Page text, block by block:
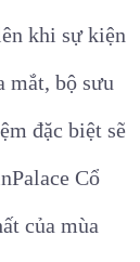
khi sự kiện
mắt, bộ sưu
đặc biệt sẽ
Cổ
của mùa